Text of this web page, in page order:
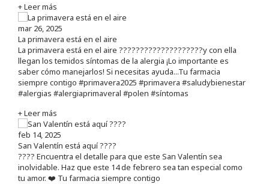
+ Leer más
mar 26, 2025
La primavera está en el aire
La primavera está en el aire ????????????????????y con ella
llegan los temidos síntomas de la alergia ¡Lo importante es
saber cómo manejarlos! Si necesitas ayuda...Tu farmacia
siempre contigo #primavera2025 #primavera #saludybienestar
#alergias #alergiaprimaveral #polen #síntomas
+ Leer más
feb 14, 2025
San Valentín está aquí ????
???? Encuentra el detalle para que este San Valentín sea
inolvidable. Haz que este 14 de febrero sea tan especial como
tu amor. ❤️ Tu farmacia siempre contigo